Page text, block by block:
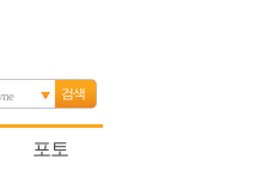
검색
포토